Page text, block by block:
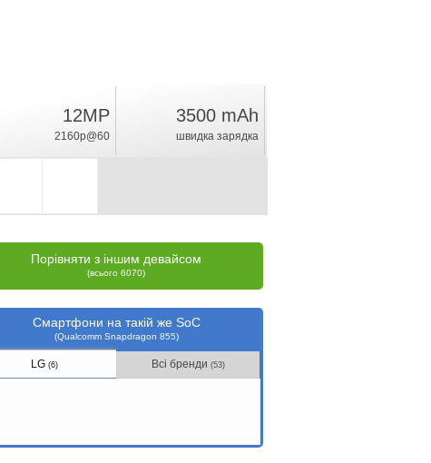
12MP
2160p@60
3500 mAh
швидка зарядка
Порівняти з іншим девайсом
(всього 6070)
Смартфони на такій же SoC
(Qualcomm Snapdragon 855)
LG(6) Всі бренди (53)